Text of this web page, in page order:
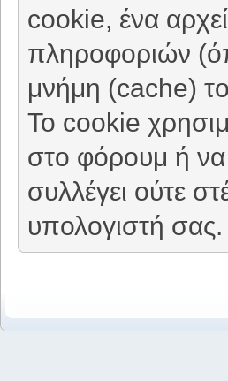
cookie, ένα
πληροφοριών
μνήμη (cache)
Το cookie
στο φόρουμ ή
συλλέγει ούτε
υπολογιστή σας.